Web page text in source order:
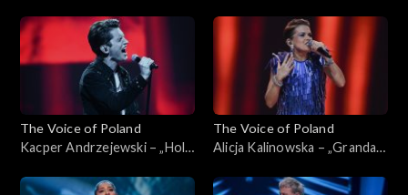
listopada 2024
listopada 2024
The Voice of Poland
Kacper Andrzejewski – „Hold
of Poland”, Live, 9 listopada
The Voice of Poland
Alicja Kalinowska – „Granda”;
listopada 2024